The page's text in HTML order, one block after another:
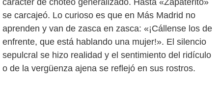
se carcajeó. Lo curioso es que en Más Madrid no
aprenden y van de zasca en zasca: «¡Cállense los de
enfrente, que está hablando una mujer!». El silencio
sepulcral se hizo realidad y el sentimiento del ridículo
o de la vergüenza ajena se reflejó en sus rostros.